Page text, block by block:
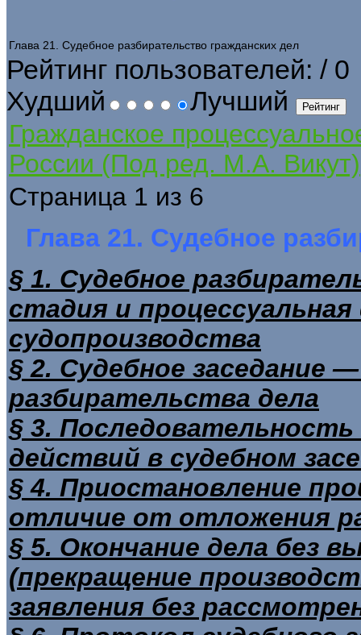
Глава 21. Судебное разбирательство гражданских дел
Рейтинг пользователей: / 0
Худший
Лучший
Гражданское
России (Под ред. М.А. Викут)
Страница 1 из 6
Глава 21. Судебное
§ 1. Судебное
стадия и
судопроизводства
§ 2. Судебное заседание
разбирательства дела
§ 3.
действий в судебном
§ 4. Приостановление
отличие от отложения
§ 5. Окончание дела без
(прекращение
заявления без